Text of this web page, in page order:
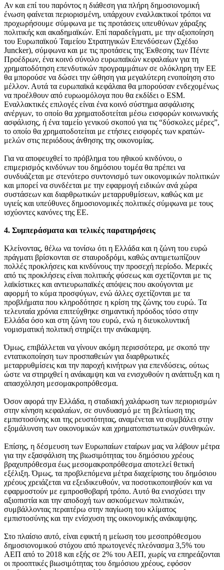
Αν και επί του παρόντος η διάθεση για πλήρη δημοσιονομική
ένωση φαίνεται περιορισμένη, υπάρχουν εναλλακτικοί τρόποι να
προχωρήσουμε σύμφωνα με τις προτάσεις υπευθύνων χάραξης
πολιτικής και ακαδημαϊκών. Επί παραδείγματι, με την αξιοποίηση
του Ευρωπαϊκού Ταμείου Στρατηγικών Επενδύσεων (Σχέδιο
Juncker), σύμφωνα και με τις προτάσεις της Έκθεσης των Πέντε
Προέδρων, ένα κοινό σύνολο ευρωπαϊκών κεφαλαίων για τη
χρηματοδότηση επενδυτικών προγραμμάτων σε ολόκληρη την ΕΕ
θα μπορούσε να δώσει την ώθηση για μεγαλύτερη ενοποίηση στο
μέλλον. Αυτά τα ευρωπαϊκά κεφάλαια θα μπορούσαν ενδεχομένως
να προέλθουν από ευρωομόλογα που θα εκδίδει ο ESM.
Εναλλακτικές επιλογές είναι ένα κοινό σύστημα ασφάλισης
ανέργων, το οποίο θα χρηματοδοτείται μέσω εισφορών κοινωνικής
ασφάλισης, ή ένα ταμείο γενικού σκοπού για τις “δύσκολες μέρες”,
το οποίο θα χρηματοδοτείται με ετήσιες εισφορές των κρατών-
μελών στις περιόδους άνθησης της οικονομίας.
Για να αποφευχθεί το πρόβλημα του ηθικού κινδύνου, ο
επιμερισμός κινδύνων του δημόσιου τομέα θα πρέπει να
συνδυάζεται με στενότερο συντονισμό των οικονομικών πολιτικών
και μπορεί να συνδέεται με την εφαρμογή ειδικών ανά χώρα
συστάσεων και διαρθρωτικών μεταρρυθμίσεων, καθώς και με
υγιείς και υπεύθυνες δημοσιονομικές πολιτικές σύμφωνα με τους
ισχύοντες κανόνες της ΕΕ.
4. Συμπεράσματα και τελικές παρατηρήσεις
Κλείνοντας, θέλω να τονίσω ότι η Ελλάδα και η ζώνη του ευρώ
πράγματι βρίσκονται σε σταυροδρόμι, καθώς αντιμετωπίζουν
πολλές προκλήσεις και κινδύνους την προσεχή περίοδο. Μερικές
από τις προκλήσεις είναι πολιτικής φύσεως και σχετίζονται με τις
λαϊκίστικες και αντιευρωπαϊκές απόψεις που ακούγονται με
αφορμή το κύμα προσφύγων, ενώ άλλες σχετίζονται με τα
προβλήματα που κληροδότησε η κρίση της ζώνης του ευρώ. Τα
τελευταία χρόνια επιτεύχθηκε σημαντική πρόοδος τόσο στην
Ελλάδα όσο και στη ζώνη του ευρώ, ενώ η διευκολυντική
νομισματική πολιτική στηρίζει την ανάκαμψη.
Όμως, επιβάλλεται να γίνουν ακόμη περισσότερα, με σκοπό την
εντατικοποίηση των προσπαθειών για διαρθρωτικές
μεταρρυθμίσεις και την παροχή κινήτρων για επενδύσεις, ούτως
ώστε να στηριχθεί η ανάκαμψη και να ενισχυθούν η ανάπτυξη και η
απασχόληση μεσομακροπρόθεσμα.
Όσον αφορά την Ελλάδα, η σταδιακή χαλάρωση των περιορισμών
στην κίνηση κεφαλαίων, σε συνδυασμό με τη βελτίωση της
εμπιστοσύνης και της ρευστότητας, αναμένεται να συμβάλει στην
εξομάλυνση των οικονομικών και χρηματοπιστωτικών συνθηκών.
Επίσης, η δέσμευση των Ευρωπαίων εταίρων μας να λάβουν μέτρα
για την εξασφάλιση της βιωσιμότητας του δημόσιου χρέους
βραχυπρόθεσμα έως μεσομακροπρόθεσμα αποτελεί θετική
εξέλιξη. Όμως, τα προβλεπόμενα μέτρα διαχείρισης του δημόσιου
χρέους χρειάζεται να εξειδικευθούν, να ποσοτικοποιηθούν και να
εφαρμοστούν με εμπροσθοβαρή τρόπο. Αυτό θα ενισχύσει την
αξιοπιστία και την αποδοχή των ασκούμενων πολιτικών,
συμβάλλοντας περαιτέρω στην παγίωση του κλίματος
εμπιστοσύνης και την ενίσχυση της οικονομικής ανάκαμψης.
Στο πλαίσιο αυτό, είναι εφικτή η μείωση του μεσοπρόθεσμου
δημοσιονομικού στόχου από πρωτογενές πλεόνασμα 3,5% του
ΑΕΠ από το 2018 και εξής σε 2% του ΑΕΠ, χωρίς να επηρεάζονται
οι προοπτικές βιωσιμότητας του δημόσιου χρέους, εφόσον